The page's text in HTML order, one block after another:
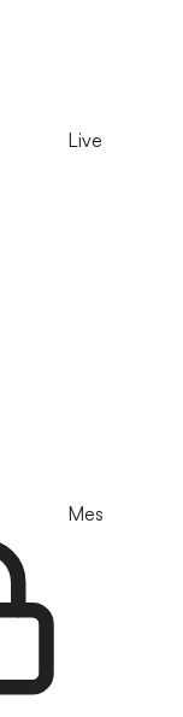
Live
Mes